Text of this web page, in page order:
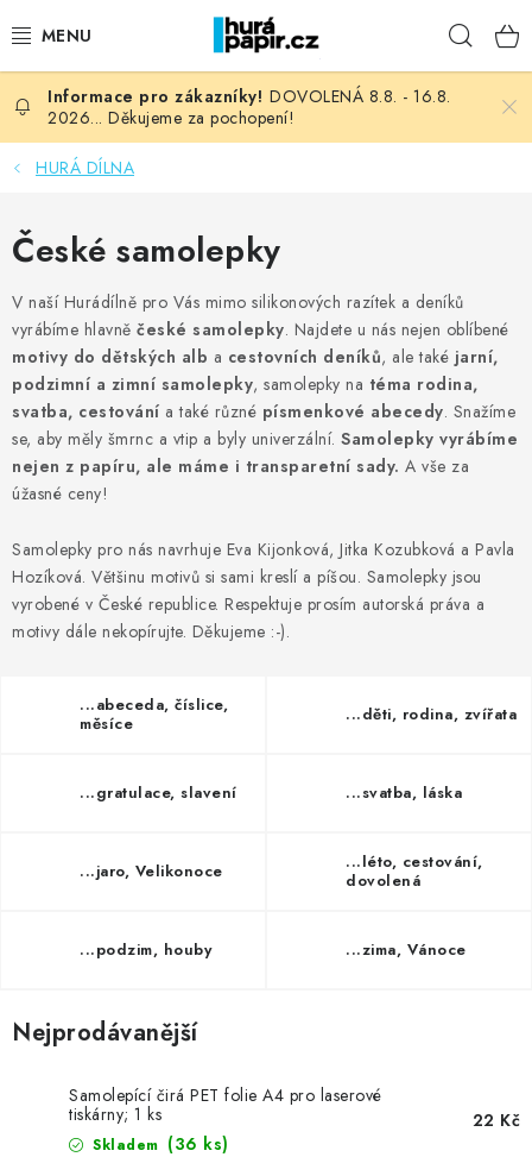
na
NOVINKY
HURÁ DÍLNA
VŠECHNO ZBOŽÍ
KURZY NATY LYSAK
OBLÍBENÉ ♥️
FOTORECENZE
ZNAČKY
Hodnocení obchodu
Obchodní podmínky
DOVOLENÁ 8.8. - 16.8.
2026... Děkujeme za pochopení!
HURÁ DÍLNA
České samolepky
V naší Hurádílně pro Vás mimo silikonových razítek a deníků
vyrábíme hlavně české samolepky. Najdete u nás nejen oblíbené
motivy do dětských alb a cestovních deníků, ale také jarní,
podzimní a zimní samolepky, samolepky na téma rodina,
svatba, cestování a také různé písmenkové abecedy. Snažíme
se, aby měly šmrnc a vtip a byly univerzální. Samolepky vyrábíme
nejen z papíru, ale máme i transparetní sady. A vše za
úžasné ceny!
Samolepky pro nás navrhuje Eva Kijonková, Jitka Kozubková a Pavla
Hozíková. Většinu motivů si sami kreslí a píšou. Samolepky jsou
vyrobené v České republice. Respektuje prosím autorská práva a
motivy dále nekopírujte. Děkujeme :-).
...abeceda, číslice,
měsíce
...děti, rodina, zvířata
...gratulace, slavení ...svatba, láska
...jaro, Velikonoce
...léto, cestování,
dovolená
...podzim, houby ...zima, Vánoce
Nejprodávanější
Samolepící čirá PET folie A4 pro laserové
tiskárny; 1 ks
Skladem (36 ks)
22 Kč